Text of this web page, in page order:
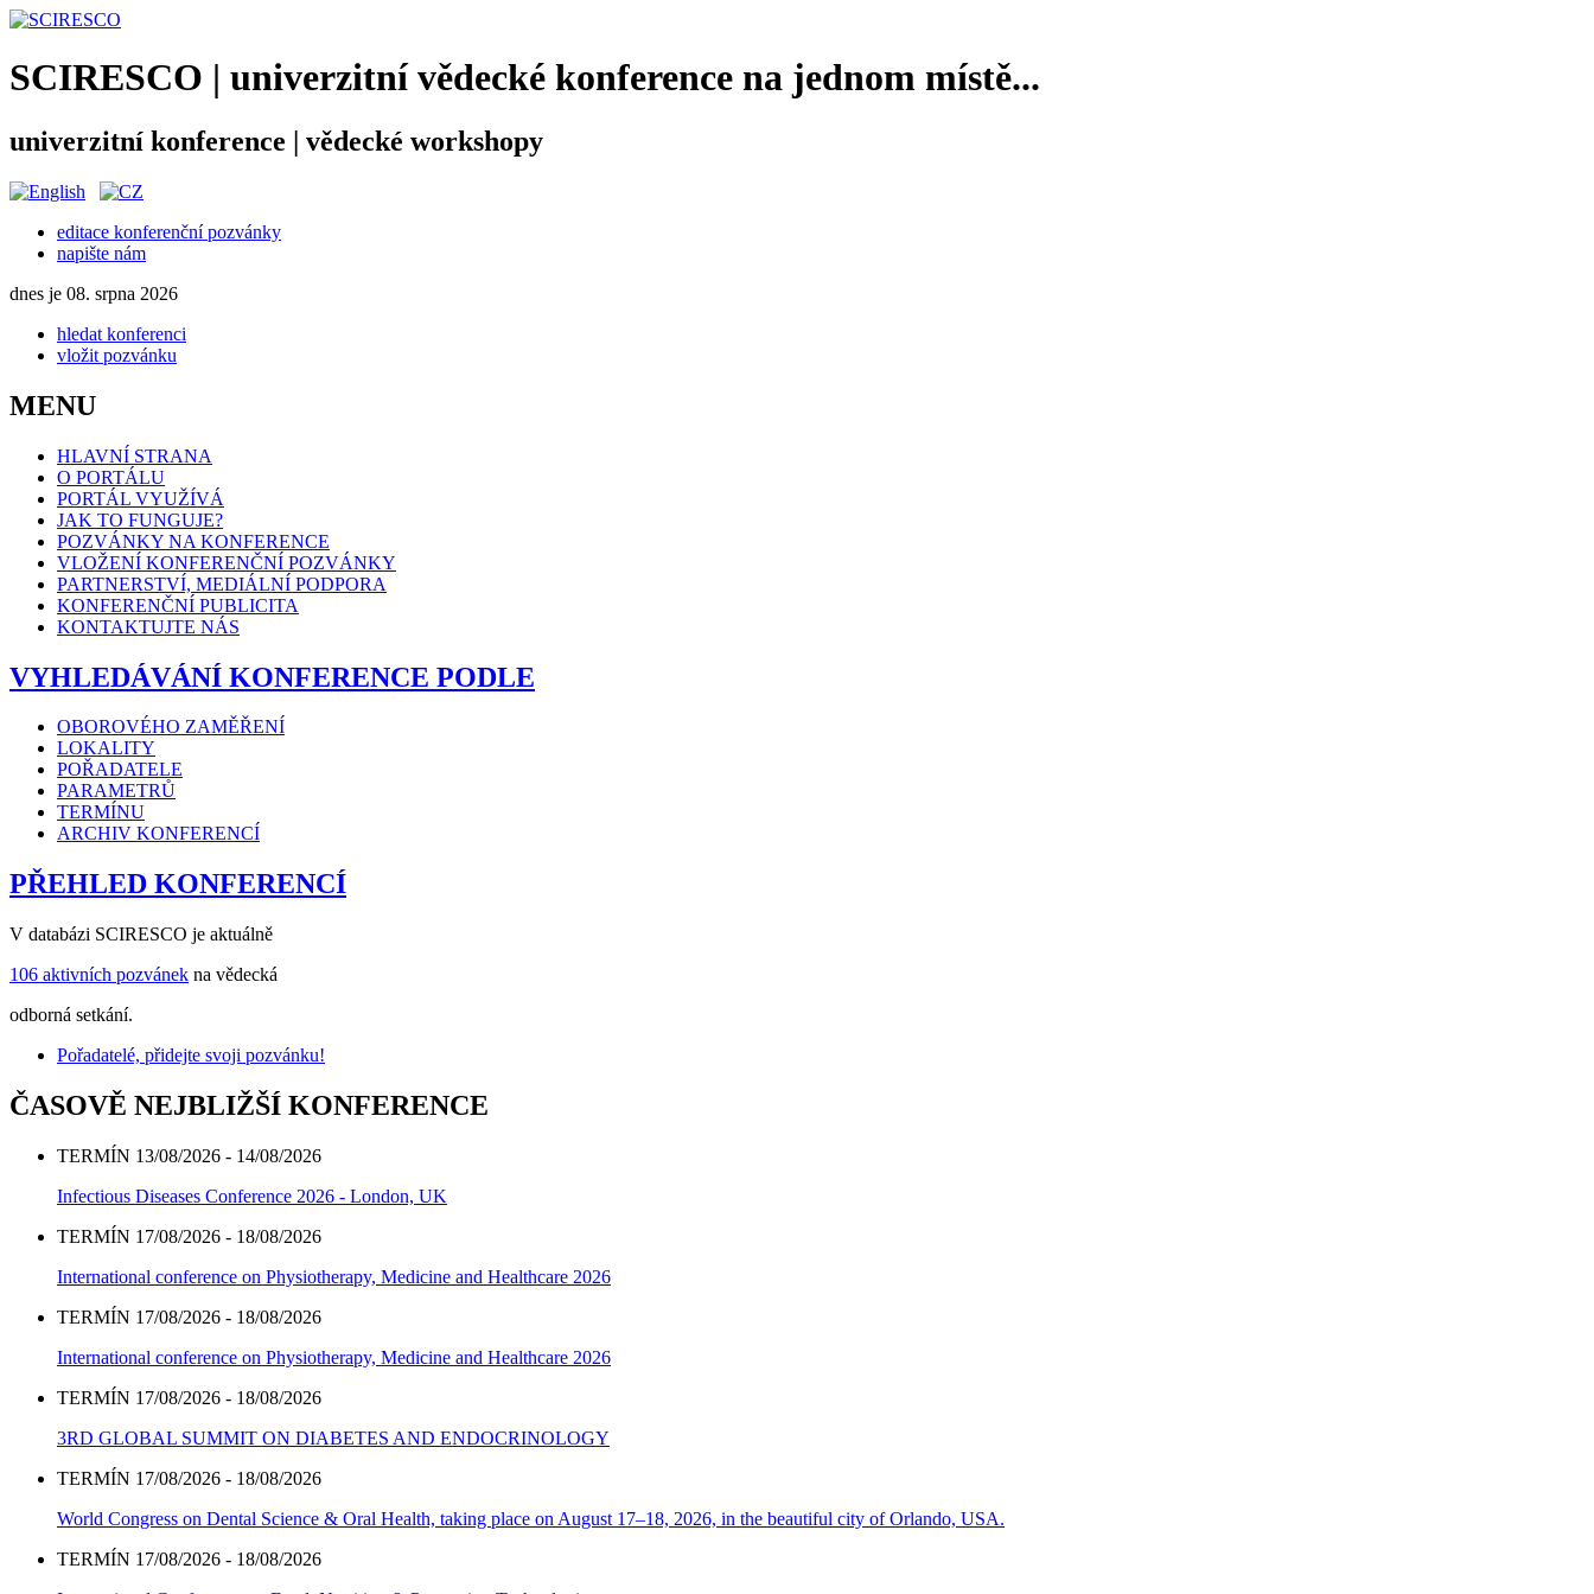
SCIRESCO | univerzitní vědecké konference na jednom místě...
univerzitní konference | vědecké workshopy
editace konferenční pozvánky
napište nám
dnes je 08. srpna 2026
hledat konferenci
vložit pozvánku
MENU
HLAVNÍ STRANA
O PORTÁLU
PORTÁL VYUŽÍVÁ
JAK TO FUNGUJE?
POZVÁNKY NA KONFERENCE
VLOŽENÍ KONFERENČNÍ POZVÁNKY
PARTNERSTVÍ, MEDIÁLNÍ PODPORA
KONFERENČNÍ PUBLICITA
KONTAKTUJTE NÁS
VYHLEDÁVÁNÍ KONFERENCE PODLE
OBOROVÉHO ZAMĚŘENÍ
LOKALITY
POŘADATELE
PARAMETRŮ
TERMÍNU
ARCHIV KONFERENCÍ
PŘEHLED KONFERENCÍ
V databázi SCIRESCO je aktuálně
106 aktivních pozvánek na vědecká
odborná setkání.
Pořadatelé, přidejte svoji pozvánku!
ČASOVĚ NEJBLIŽŠÍ KONFERENCE
TERMÍN 13/08/2026 - 14/08/2026
Infectious Diseases Conference 2026 - London, UK
TERMÍN 17/08/2026 - 18/08/2026
International conference on Physiotherapy, Medicine and Healthcare 2026
TERMÍN 17/08/2026 - 18/08/2026
International conference on Physiotherapy, Medicine and Healthcare 2026
TERMÍN 17/08/2026 - 18/08/2026
3RD GLOBAL SUMMIT ON DIABETES AND ENDOCRINOLOGY
TERMÍN 17/08/2026 - 18/08/2026
World Congress on Dental Science & Oral Health, taking place on August 17–18, 2026, in the beautiful city of Orlando, USA.
TERMÍN 17/08/2026 - 18/08/2026